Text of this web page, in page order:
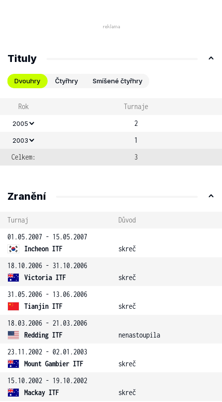
Tituly
Dvouhry Čtyřhry Smíšené čtyřhry
Rok Turnaje
2005 2
2003
1
Celkem:
3
Zranění
Turnaj
Důvod
01.05.2007 - 15.05.2007
Incheon ITF
skreč
18.10.2006 - 31.10.2006
Victoria ITF
skreč
31.05.2006 - 13.06.2006
Tianjin ITF
skreč
18.03.2006 - 21.03.2006
Redding ITF
nenastoupila
23.11.2002 - 02.01.2003
Mount Gambier ITF
skreč
15.10.2002 - 19.10.2002
Mackay ITF
skreč